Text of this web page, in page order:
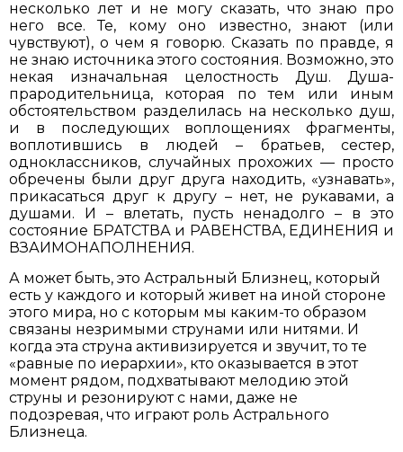
несколько лет и не могу сказать, что знаю про
него все. Те, кому оно известно, знают (или
чувствуют), о чем я говорю. Сказать по правде, я
не знаю источника этого состояния. Возможно, это
некая изначальная целостность Душ. Душа-
прародительница, которая по тем или иным
обстоятельством разделилась на несколько душ,
и в последующих воплощениях фрагменты,
воплотившись в людей – братьев, сестер,
одноклассников, случайных прохожих — просто
обречены были друг друга находить, «узнавать»,
прикасаться друг к другу – нет, не рукавами, а
душами. И – влетать, пусть ненадолго – в это
состояние БРАТСТВА и РАВЕНСТВА, ЕДИНЕНИЯ и
ВЗАИМОНАПОЛНЕНИЯ.
А может быть, это Астральный Близнец, который
есть у каждого и который живет на иной стороне
этого мира, но с которым мы каким-то образом
связаны незримыми струнами или нитями. И
когда эта струна активизируется и звучит, то те
«равные по иерархии», кто оказывается в этот
момент рядом, подхватывают мелодию этой
струны и резонируют с нами, даже не
подозревая, что играют роль Астрального
Близнеца.